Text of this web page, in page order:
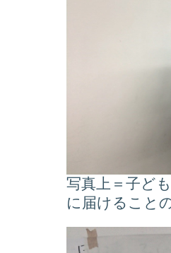
写真上＝子ど
に届けること